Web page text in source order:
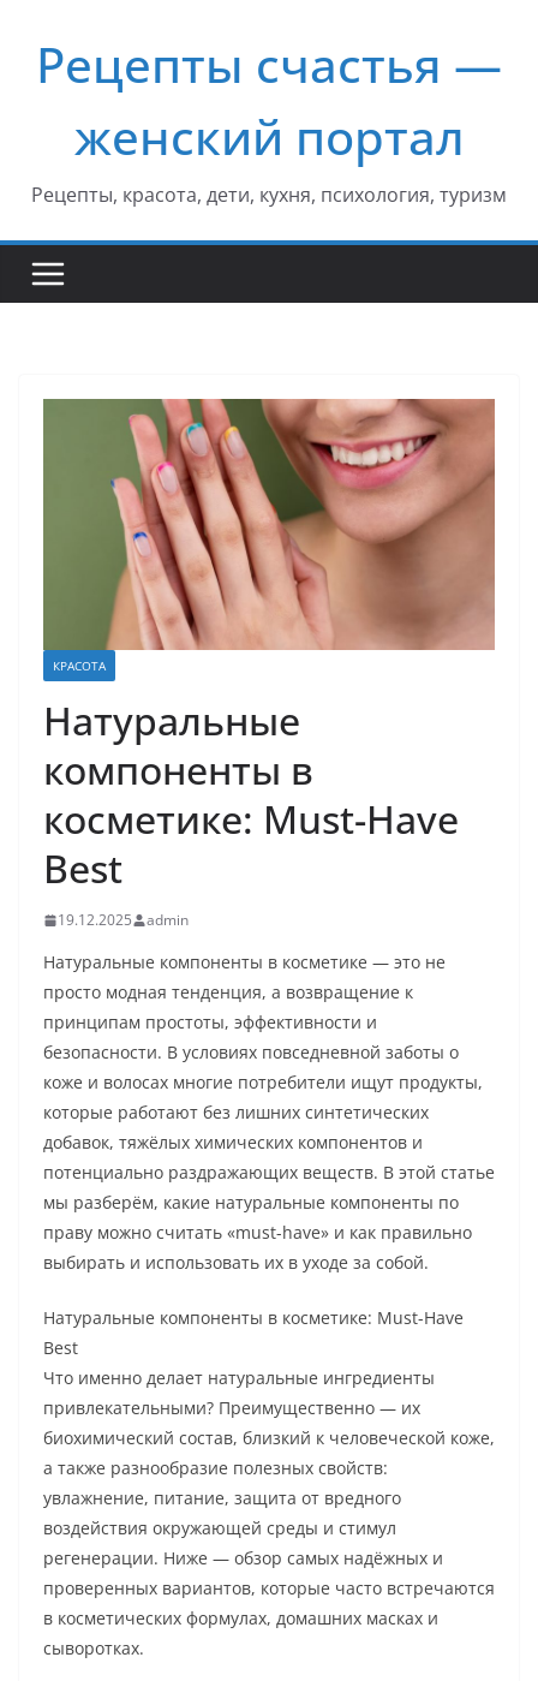
содержимому
Рецепты счастья —
женский портал
Рецепты, красота, дети, кухня, психология, туризм
КРАСОТА
Натуральные
компоненты в
косметике: Must-Have
Best
19.12.2025 admin
Натуральные компоненты в косметике — это не
просто модная тенденция, а возвращение к
принципам простоты, эффективности и
безопасности. В условиях повседневной заботы о
коже и волосах многие потребители ищут продукты,
которые работают без лишних синтетических
добавок, тяжёлых химических компонентов и
потенциально раздражающих веществ. В этой статье
мы разберём, какие натуральные компоненты по
праву можно считать «must-have» и как правильно
выбирать и использовать их в уходе за собой.
Натуральные компоненты в косметике: Must-Have
Best
Что именно делает натуральные ингредиенты
привлекательными? Преимущественно — их
биохимический состав, близкий к человеческой коже,
а также разнообразие полезных свойств:
увлажнение, питание, защита от вредного
воздействия окружающей среды и стимул
регенерации. Ниже — обзор самых надёжных и
проверенных вариантов, которые часто встречаются
в косметических формулах, домашних масках и
сыворотках.